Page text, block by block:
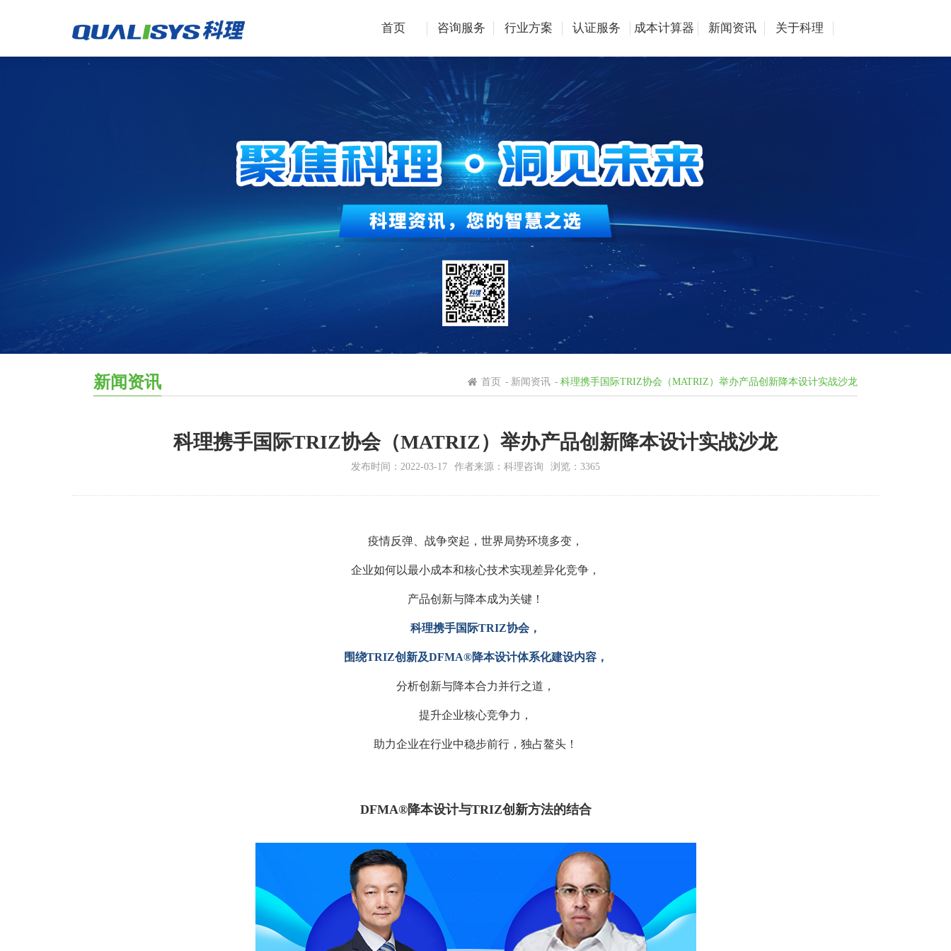
首页 咨询服务 行业方案 认证服务 成本计算器 新闻资讯 关于科理
新闻资讯 首页 - 新闻资讯 - 科理携手国际TRIZ协会（MATRIZ）举办产品创新降本设计实战沙龙
科理携手国际TRIZ协会（MATRIZ）举办产品创新降本设计实战沙龙
发布时间：2022-03-17 作者来源：科理咨询 浏览：3365
疫情反弹、战争突起，世界局势环境多变，
企业如何以最小成本和核心技术实现差异化竞争，
产品创新与降本成为关键！
科理携手国际TRIZ协会，
围绕TRIZ创新及DFMA®降本设计体系化建设内容，
分析创新与降本合力并行之道，
提升企业核心竞争力，
助力企业在行业中稳步前行，独占鳌头！
DFMA®降本设计与TRIZ创新方法的结合